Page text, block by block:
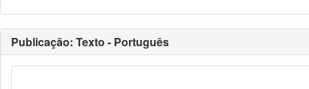
Publicação: Texto - Português